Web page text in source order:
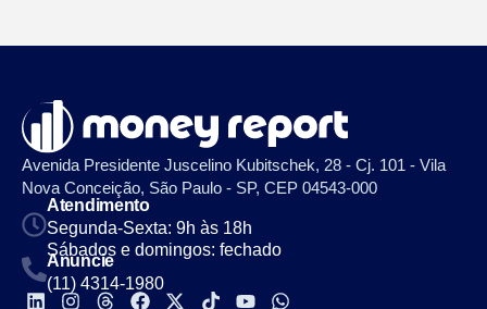
Avenida Presidente Juscelino Kubitschek, 28 - Cj. 101 - Vila
Nova Conceição, São Paulo - SP, CEP 04543-000
Atendimento
Segunda-Sexta: 9h às 18h
Sábados e domingos: fechado
Anuncie
(11) 4314-1980